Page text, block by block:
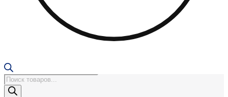
Поиск
товаров